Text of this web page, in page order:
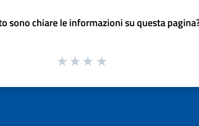
sono chiare le informazioni su questa